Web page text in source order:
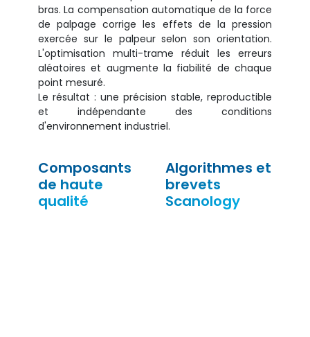
bras. La compensation automatique de la force
de palpage corrige les effets de la pression
exercée sur le palpeur selon son orientation.
L'optimisation multi-trame réduit les erreurs
aléatoires et augmente la fiabilité de chaque
point mesuré.
Le résultat : une précision stable, reproductible
et indépendante des conditions
d'environnement industriel.
Composants
de haute
qualité
Algorithmes et
brevets
Scanology